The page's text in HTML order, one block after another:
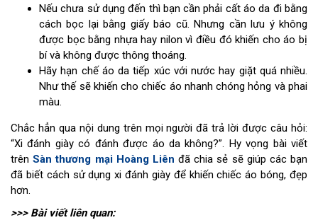
Nếu chưa sử dụng đến thì bạn cần phải cất áo da đi bằng
cách bọc lại bằng giấy báo cũ. Nhưng cần lưu ý không
được bọc bằng nhựa hay nilon vì điều đó khiến cho áo bị
bí và không được thông thoáng.
Hãy hạn chế áo da tiếp xúc với nước hay giặt quá nhiều.
Như thế sẽ khiến cho chiếc áo nhanh chóng hỏng và phai
màu.
Chắc hẳn qua nội dung trên mọi người đã trả lời được câu hỏi:
“Xi đánh giày có đánh được áo da không?”. Hy vọng bài viết
trênSàn thương mại Hoàng Liên đã chia sẻ sẽ giúp các bạn
đã biết cách sử dụng xi đánh giày để khiến chiếc áo bóng, đẹp
hơn.
>>> Bài viết liên quan: